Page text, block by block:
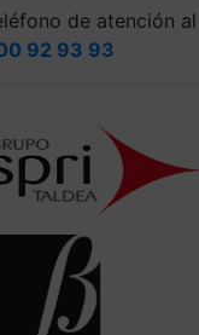
de atención
92 93 93